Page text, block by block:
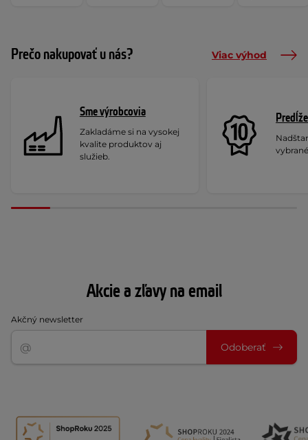
Prečo nakupovať u nás? Viac výhod
Sme výrobcovia
Zakladáme si na vysokej
kvalite produktov aj
služieb.
Akcie a zľavy na email
Akčný newsletter
Odoberať